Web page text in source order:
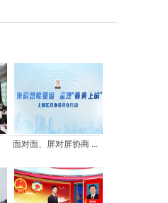
面对面、屏对屏协商 ...